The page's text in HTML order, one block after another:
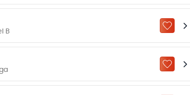
B ZU
ZU